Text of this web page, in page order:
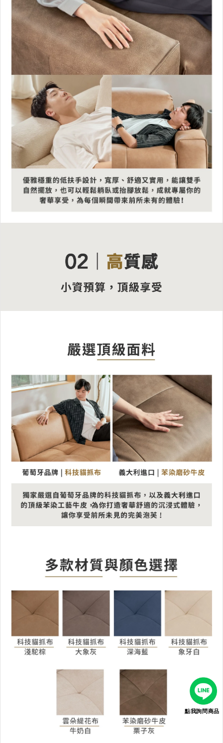
點我詢問商品